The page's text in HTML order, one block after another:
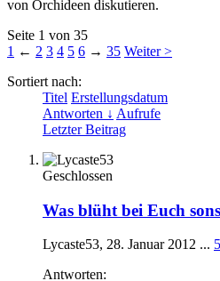
von Orchideen diskutieren.
Seite 1 von 35
1 ← 2 3 4 5 6 → 35 Weiter >
Sortiert nach:
Titel Erstellungsdatum
Antworten ↓ Aufrufe
Letzter Beitrag
Geschlossen
Was blüht bei Euch
Lycaste53, 28. Januar 2012 ...
Antworten: